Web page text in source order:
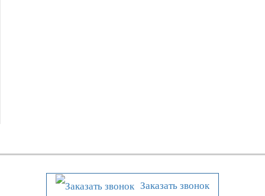
Заказать звонок